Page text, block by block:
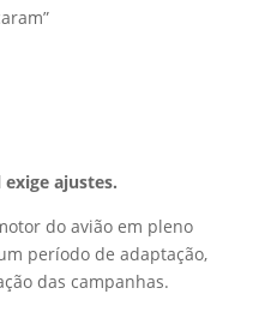
ajustes.
do avião em pleno
período de adaptação,
das campanhas.